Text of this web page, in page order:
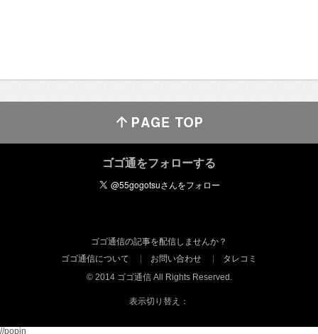
ゴゴ通をフォローする
ゴゴ通信の記事を配信しませんか？
ゴゴ通信について
お問い合わせ
タレコミ
© 2014 ゴゴ通信 All Rights Reserved.
表示切り替え：
//popin